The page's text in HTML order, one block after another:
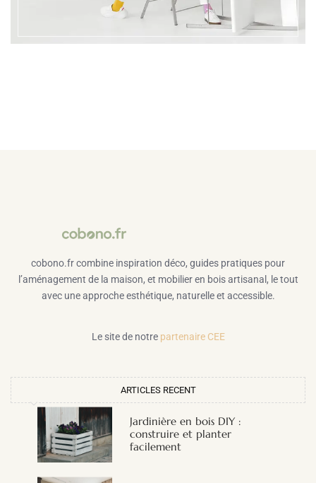
cobono.fr combine inspiration déco, guides pratiques pour
l’aménagement de la maison, et mobilier en bois artisanal, le tout
avec une approche esthétique, naturelle et accessible.
Le site de notre partenaire CEE
ARTICLES RECENT
Jardinière en bois DIY :
construire et planter
facilement